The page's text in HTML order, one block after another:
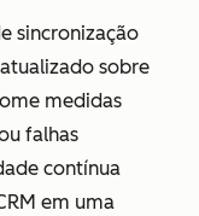
sincronização
sobre
medidas
falhas
contínua
em uma